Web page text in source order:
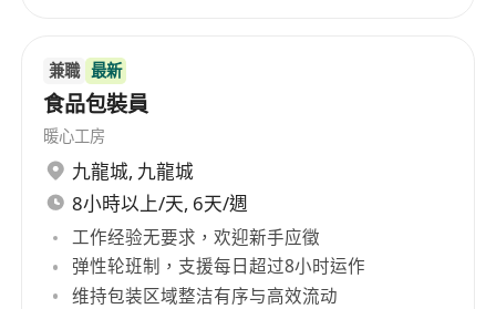
兼職 最新
食品包裝員
暖心工房
九龍城, 九龍城
8小時以上/天, 6天/週
工作经验无要求，欢迎新手应徵
弹性轮班制，支援每日超过8小时运作
维持包装区域整洁有序与高效流动